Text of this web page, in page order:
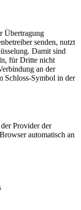
Übertragung
senden, nutzt
Damit sind
für Dritte nicht
an der
Schloss-Symbol in der
Provider der
automatisch an